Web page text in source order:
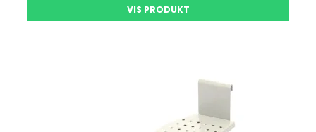
VIS PRODUKT